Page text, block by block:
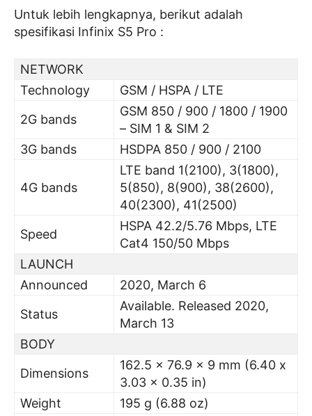
Untuk lebih lengkapnya, berikut adalah
spesifikasi Infinix S5 Pro :
NETWORK
Technology
GSM / HSPA / LTE
2G bands
GSM 850 / 900 / 1800 / 1900
– SIM 1 & SIM 2
3G bands
HSDPA 850 / 900 / 2100
4G bands
LTE band 1(2100), 3(1800),
5(850), 8(900), 38(2600),
40(2300), 41(2500)
Speed
HSPA 42.2/5.76 Mbps, LTE
Cat4 150/50 Mbps
LAUNCH
Announced
2020, March 6
Status
Available. Released 2020,
March 13
BODY
Dimensions
162.5 x 76.9 x 9 mm (6.40 x
3.03 x 0.35 in)
Weight
195 g (6.88 oz)